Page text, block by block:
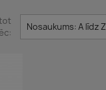
Nosaukums: A līdz Z